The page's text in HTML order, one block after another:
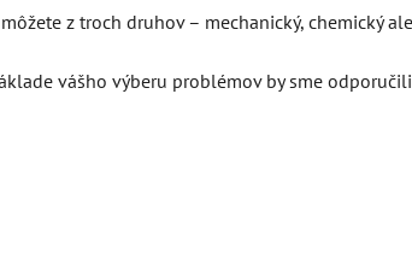
z troch druhov – mechanický, chemický
vášho výberu problémov by sme